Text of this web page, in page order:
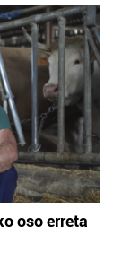
oso erreta